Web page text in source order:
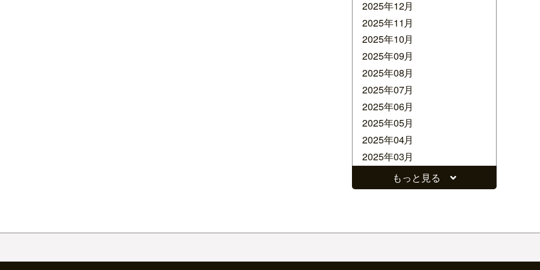
2025年12月
2025年11月
2025年10月
2025年09月
2025年08月
2025年07月
2025年06月
2025年05月
2025年04月
2025年03月
2025年02月
2025年01月
もっと見る